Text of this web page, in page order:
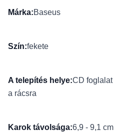
Márka:Baseus
Szín:fekete
A telepítés helye:CD foglalat
a rácsra
Karok távolsága:6,9 - 9,1 cm